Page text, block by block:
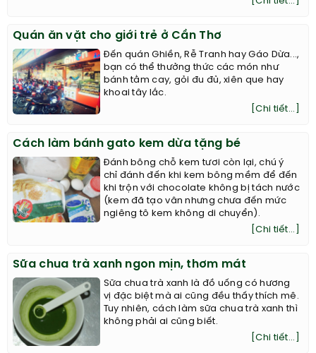
Quán ăn vặt cho giới trẻ ở Cần Thơ
Đến quán Ghiền, Rễ Tranh hay Gáo Dừa...,
bạn có thể thưởng thức các món như
bánh tằm cay, gỏi đu đủ, xiên que hay
khoai tây lắc.
[Chi tiết...]
Cách làm bánh gato kem dừa tặng bé
Đánh bông chỗ kem tươi còn lại, chú ý
chỉ đánh đến khi kem bông mềm để đến
khi trộn với chocolate không bị tách nước
(kem đã tạo vân nhưng chưa đến mức
ngiêng tô kem không di chuyển).
[Chi tiết...]
Sữa chua trà xanh ngon mịn, thơm mát
Sữa chua trà xanh là đồ uống có hương
vị đặc biệt mà ai cũng đều thấy thích mê.
Tuy nhiên, cách làm sữa chua trà xanh thì
không phải ai cũng biết.
[Chi tiết...]